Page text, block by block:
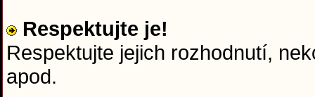
Respektujte je!
Respektujte jejich rozhodnutí,
apod.